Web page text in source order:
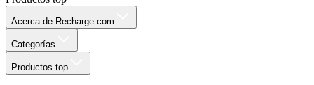
Acerca de Recharge.com
Categorías
Productos top